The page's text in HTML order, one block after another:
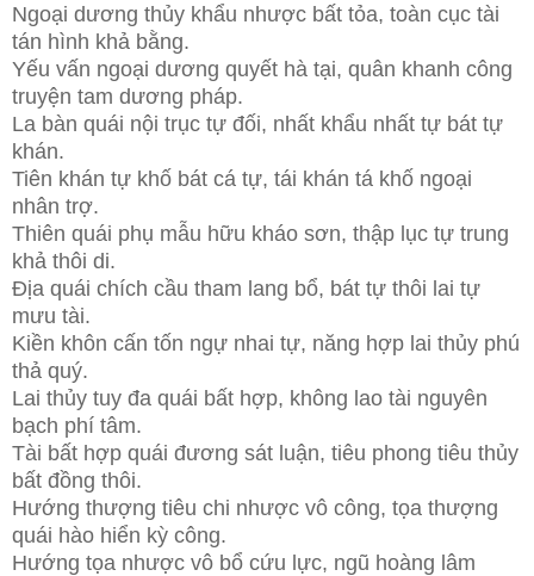
Ngoại dương thủy khẩu nhược bất tỏa, toàn cục tài
tán hình khả bằng.
Yếu vấn ngoại dương quyết hà tại, quân khanh công
truyện tam dương pháp.
La bàn quái nội trục tự đối, nhất khẩu nhất tự bát tự
khán.
Tiên khán tự khố bát cá tự, tái khán tá khố ngoại
nhân trợ.
Thiên quái phụ mẫu hữu kháo sơn, thập lục tự trung
khả thôi di.
Địa quái chích cầu tham lang bổ, bát tự thôi lai tự
mưu tài.
Kiền khôn cấn tốn ngự nhai tự, năng hợp lai thủy phú
thả quý.
Lai thủy tuy đa quái bất hợp, không lao tài nguyên
bạch phí tâm.
Tài bất hợp quái đương sát luận, tiêu phong tiêu thủy
bất đồng thôi.
Hướng thượng tiêu chi nhược vô công, tọa thượng
quái hào hiển kỳ công.
Hướng tọa nhược vô bổ cứu lực, ngũ hoàng lâm